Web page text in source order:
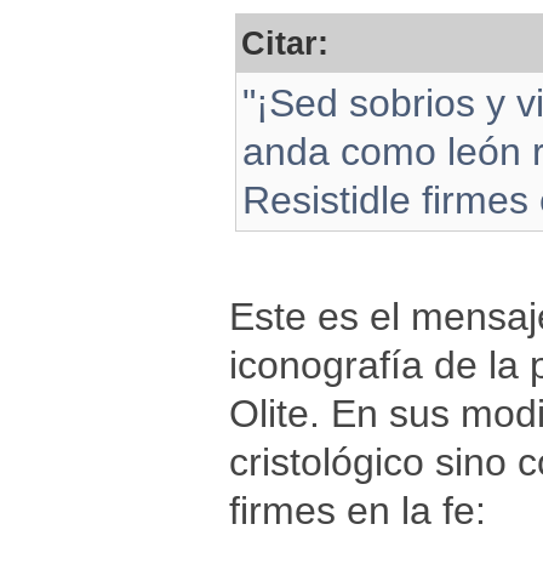
Citar:
"¡Sed sobrios y
anda como león
Resistidle
Este es el
iconografía de la
Olite. En sus
cristológico sino
firmes en la fe: